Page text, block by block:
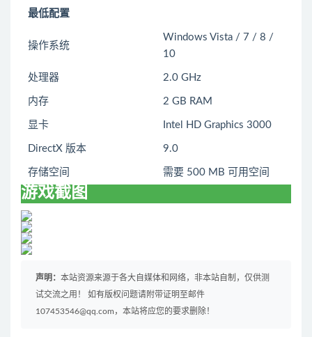
最低配置
操作系统
Windows Vista / 7 / 8 /
10
处理器 2.0 GHz
内存 2 GB RAM
显卡 Intel HD Graphics 3000
DirectX 版本 9.0
存储空间 需要 500 MB 可用空间
游戏截图
声明： 本站资源来源于各大自媒体和网络，非本站自制，仅供测
试交流之用！ 如有版权问题请附带证明至邮件
107453546@qq.com，本站将应您的要求删除！